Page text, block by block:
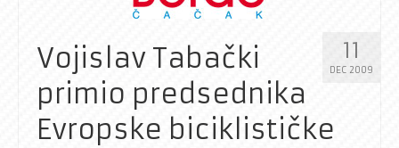
Kontakt
11
DEC 2009
Vojislav Tabački
primio predsednika
Evropske biciklističke